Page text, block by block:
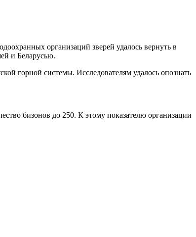
организаций зверей удалось вернуть в
и Беларусью.
горной системы. Исследователям удалось опознать
бизонов до 250. К этому показателю организации